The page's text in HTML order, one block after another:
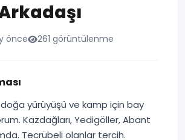
önce 261 görüntülenme
yürüyüşü ve kamp için bay
Kazdağları, Yedigöller, Abant
Tecrübeli olanlar tercih.